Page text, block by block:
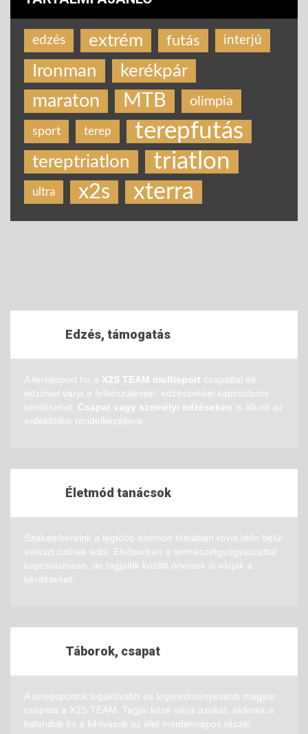
edzés extrém futás interjú
Ironman kerékpár
maraton MTB olimpia
sport terep terepfutás
tereptriatlon triatlon
ultra x2s xterra
Edzés, támogatás
A terepsport.hu a X2S TEAM multisport csapattal és
edzőivel várja a felkészüléssel, edzéssekkel kapcsolatos
kérdéseket. Csapat vagy személyi edzéseken is állunk az
érdeklődök rendelkezésére.
Életmód tanácsok
Szakembereink a legtöbb életmód témában rövid időn belül
választ tudnak adni. Elsősorban a természetgyógyászattal
kapcsolatosan, de tagjaink között orvosok is várják a
kérdéseket.
Táborok, csapat
A terepsportok legaktívabb és legeredményesebb magyar
csapata a X2S TEAM. Tagjai közé várja azokat, akiknek a
kalandok és a kihívások az élet mindennapos részei.